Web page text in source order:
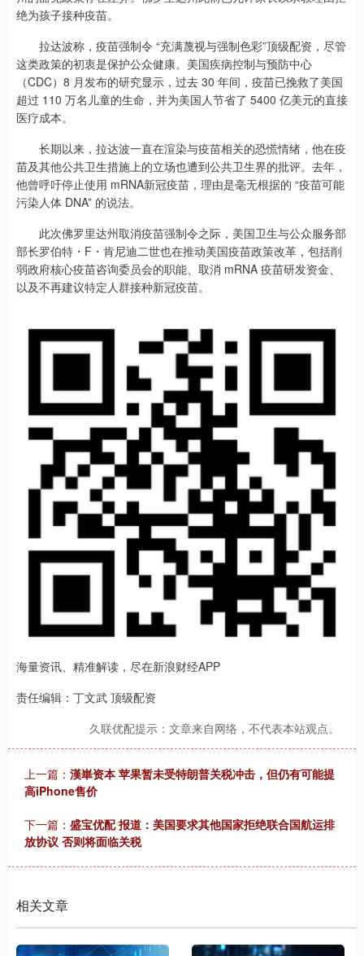
绝为孩子接种疫苗。
拉达波称，疫苗强制令 “充满蔑视与强制色彩”顶级配资，尽管
这类政策的初衷是保护公众健康。美国疾病控制与预防中心
（CDC）8 月发布的研究显示，过去 30 年间，疫苗已挽救了美国
超过 110 万名儿童的生命，并为美国人节省了 5400 亿美元的直接
医疗成本。
长期以来，拉达波一直在渲染与疫苗相关的恐慌情绪，他在疫
苗及其他公共卫生措施上的立场也遭到公共卫生界的批评。去年，
他曾呼吁停止使用 mRNA新冠疫苗，理由是毫无根据的 “疫苗可能
污染人体 DNA” 的说法。
此次佛罗里达州取消疫苗强制令之际，美国卫生与公众服务部
部长罗伯特・F・肯尼迪二世也在推动美国疫苗政策改革，包括削
弱政府核心疫苗咨询委员会的职能、取消 mRNA 疫苗研发资金、
以及不再建议特定人群接种新冠疫苗。
海量资讯、精准解读，尽在新浪财经APP
责任编辑：丁文武 顶级配资
久联优配提示：文章来自网络，不代表本站观点。
上一篇： 漢崋资本 苹果暂未受特朗普关税冲击，但仍有可能提
高iPhone售价
下一篇： 盛宝优配 报道：美国要求其他国家拒绝联合国航运排
放协议 否则将面临关税
相关文章